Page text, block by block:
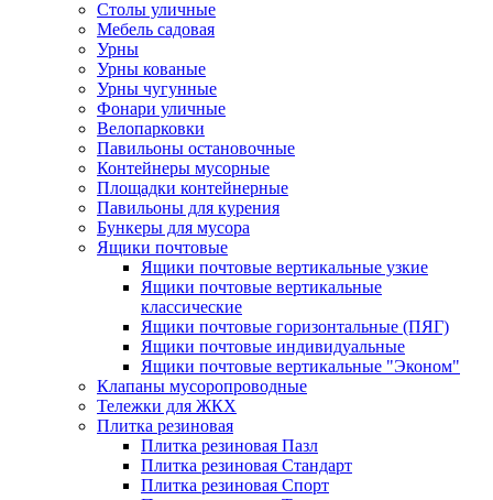
Столы уличные
Мебель садовая
Урны
Урны кованые
Урны чугунные
Фонари уличные
Велопарковки
Павильоны остановочные
Контейнеры мусорные
Площадки контейнерные
Павильоны для курения
Бункеры для мусора
Ящики почтовые
Ящики почтовые вертикальные узкие
Ящики почтовые вертикальные
классические
Ящики почтовые горизонтальные (ПЯГ)
Ящики почтовые индивидуальные
Ящики почтовые вертикальные "Эконом"
Клапаны мусоропроводные
Тележки для ЖКХ
Плитка резиновая
Плитка резиновая Пазл
Плитка резиновая Стандарт
Плитка резиновая Спорт